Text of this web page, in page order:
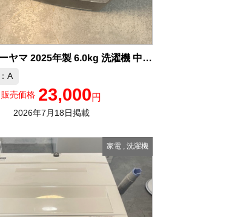
アイリスオーヤマ 2025年製 6.0kg 洗濯機 中古品販売
A
販売価格 23,000円
2026年7月18日掲載
家電 ,洗濯機